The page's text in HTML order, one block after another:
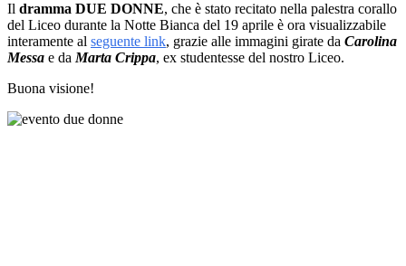
Il dramma DUE DONNE, che è stato recitato nella palestra corallo
del Liceo durante la Notte Bianca del 19 aprile è ora visualizzabile
interamente al seguente link, grazie alle immagini girate da Carolina
Messa e da Marta Crippa, ex studentesse del nostro Liceo.
Buona visione!